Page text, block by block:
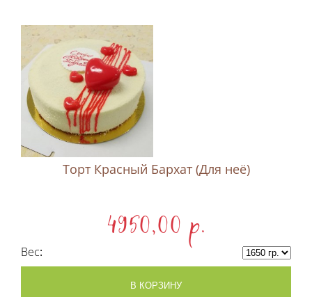
Торт Красный Бархат (Для неё)
4950,00 p.
Вес